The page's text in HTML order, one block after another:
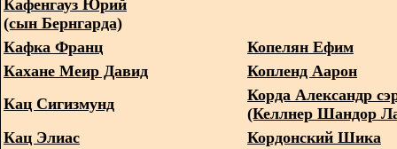
Кафенгауз Юрий
(сын Бернгарда)
Кафка Франц
Копелян Ефим
Кахане Меир Давид
Копленд Аарон
Кац Сигизмунд
Корда Александр
(Келлнер Шандор
Кац Элиас
Кордонский Шика